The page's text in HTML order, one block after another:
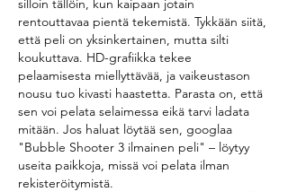
rentouttavaa pientä tekemistä. Tykkään siitä,
että peli on yksinkertainen, mutta silti
koukuttava. HD-grafiikka tekee
pelaamisesta miellyttävää, ja vaikeustason
nousu tuo kivasti haastetta. Parasta on, että
sen voi pelata selaimessa eikä tarvi ladata
mitään. Jos haluat löytää sen, googlaa
"Bubble Shooter 3 ilmainen peli" – löytyy
useita paikkoja, missä voi pelata ilman
rekisteröitymistä.